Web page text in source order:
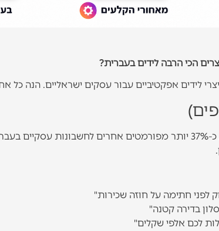
הכי הרבה לידים בעברית?
לידים אפקטיביים עבור עסקים ישראליים. הנה כל
זה הפורמט עם שיעורי ההמרה הגבוהים ביותר, כ-37% יותר מפורמטים
בדירה קטנה"